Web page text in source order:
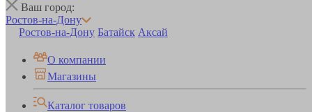
Ваш город:
Ростов-на-Дону
Ростов-на-Дону Батайск Аксай
О компании
Магазины
Каталог товаров